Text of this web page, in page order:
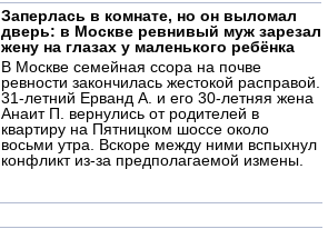
Заперлась в комнате, но он выломал
дверь: в Москве ревнивый муж зарезал
жену на глазах у маленького ребёнка
В Москве семейная ссора на почве
ревности закончилась жестокой расправой.
31-летний Ерванд А. и его 30-летняя жена
Анаит П. вернулись от родителей в
квартиру на Пятницком шоссе около
восьми утра. Вскоре между ними вспыхнул
конфликт из-за предполагаемой измены.